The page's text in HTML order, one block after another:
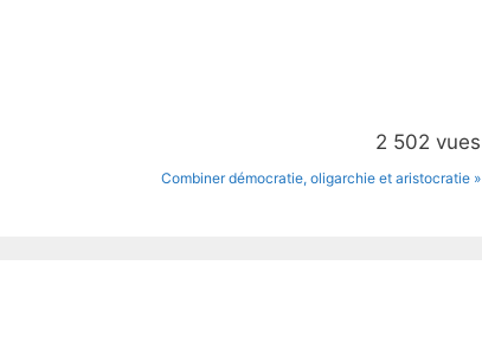
2 502 vues
Combiner démocratie, oligarchie et aristocratie »